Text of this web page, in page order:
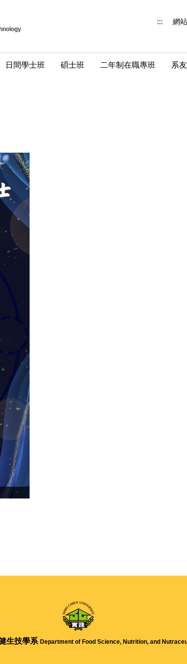
日間學士班 碩士班 二年制在職專班 系友
::: 網
生技學系 Department of Food Science, Nutrition, and